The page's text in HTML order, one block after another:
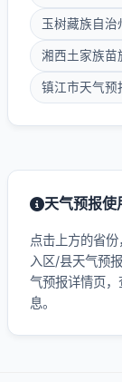
玉树藏族自治
湘西土家族苗
镇江市天气预
天气预报使
点击上方的省
入区/县天气预
气预报详情页
息。